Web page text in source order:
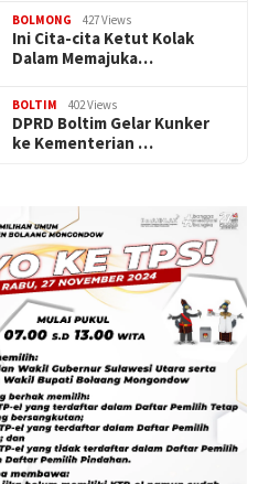
BOLMONG 427 Views
Ini Cita-cita Ketut Kolak
Dalam Memajuka…
BOLTIM 402 Views
DPRD Boltim Gelar Kunker
ke Kementerian …